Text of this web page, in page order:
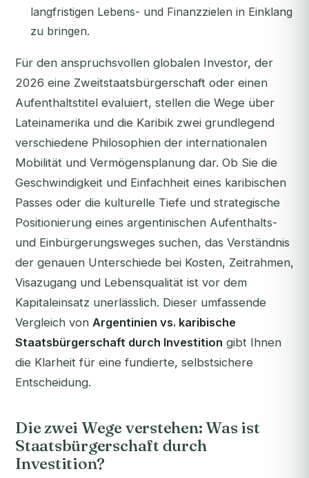
langfristigen Lebens- und Finanzzielen in Einklang
zu bringen.
Für den anspruchsvollen globalen Investor, der
2026 eine Zweitstaatsbürgerschaft oder einen
Aufenthaltstitel evaluiert, stellen die Wege über
Lateinamerika und die Karibik zwei grundlegend
verschiedene Philosophien der internationalen
Mobilität und Vermögensplanung dar. Ob Sie die
Geschwindigkeit und Einfachheit eines karibischen
Passes oder die kulturelle Tiefe und strategische
Positionierung eines argentinischen Aufenthalts-
und Einbürgerungsweges suchen, das Verständnis
der genauen Unterschiede bei Kosten, Zeitrahmen,
Visazugang und Lebensqualität ist vor dem
Kapitaleinsatz unerlässlich. Dieser umfassende
Vergleich von Argentinien vs. karibische
Staatsbürgerschaft durch Investition gibt Ihnen
die Klarheit für eine fundierte, selbstsichere
Entscheidung.
Die zwei Wege verstehen: Was ist
Staatsbürgerschaft durch
Investition?